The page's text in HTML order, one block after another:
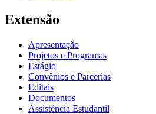
Extensão
Apresentação
Projetos e Programas
Estágio
Convênios e Parcerias
Editais
Documentos
Assistência Estudantil